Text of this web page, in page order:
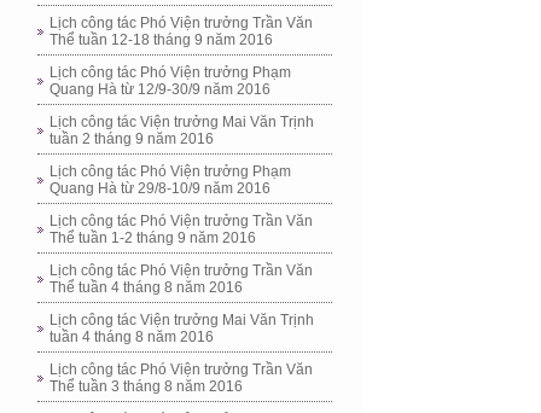
Lịch công tác Phó Viện trưởng Trần Văn
Thể tuần 12-18 tháng 9 năm 2016
Lịch công tác Phó Viện trưởng Phạm
Quang Hà từ 12/9-30/9 năm 2016
Lịch công tác Viện trưởng Mai Văn Trịnh
tuần 2 tháng 9 năm 2016
Lịch công tác Phó Viện trưởng Phạm
Quang Hà từ 29/8-10/9 năm 2016
Lịch công tác Phó Viện trưởng Trần Văn
Thể tuần 1-2 tháng 9 năm 2016
Lịch công tác Phó Viện trưởng Trần Văn
Thể tuần 4 tháng 8 năm 2016
Lịch công tác Viện trưởng Mai Văn Trịnh
tuần 4 tháng 8 năm 2016
Lịch công tác Phó Viện trưởng Trần Văn
Thể tuần 3 tháng 8 năm 2016